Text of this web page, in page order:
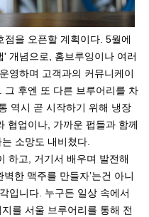
을 오픈할 계획이다. 5월에
' 개념으로, 홈브루잉이나 여러
영하며 고객과의 커뮤니케이
그 후엔 또 다른 브루어리를 차
역시 곧 시작하기 위해 냉장
협업이나, 가까운 펍들과 함께
소망도 내비쳤다.
하고, 거기서 배우며 발전해
한 맥주를 만들자’는건 아니
입니다. 누구든 일상 속에서
를 서울 브루어리를 통해 전